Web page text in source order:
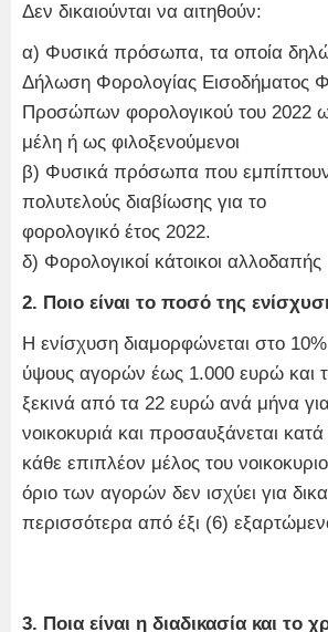
Δεν δικαιούνται να αιτηθούν:
α) Φυσικά πρόσωπα, τα οποία
Δήλωση Φορολογίας Εισοδήματος
Προσώπων φορολογικού του 2022
μέλη ή ως φιλοξενούμενοι
β) Φυσικά πρόσωπα που
πολυτελούς διαβίωσης για το
φορολογικό έτος 2022.
δ) Φορολογικοί κάτοικοι αλλοδαπής
2. Ποιο είναι το ποσό της
Η ενίσχυση διαμορφώνεται στο 10%
ύψους αγορών έως 1.000 ευρώ και
ξεκινά από τα 22 ευρώ ανά μήνα
νοικοκυριά και προσαυξάνεται
κάθε επιπλέον μέλος του
όριο των αγορών δεν ισχύει για
περισσότερα από έξι (6)
3. Ποια είναι η διαδικασία και το